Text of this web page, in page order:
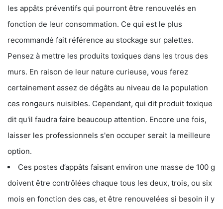
les appâts préventifs qui pourront être renouvelés en
fonction de leur consommation. Ce qui est le plus
recommandé fait référence au stockage sur palettes.
Pensez à mettre les produits toxiques dans les trous des
murs. En raison de leur nature curieuse, vous ferez
certainement assez de dégâts au niveau de la population
ces rongeurs nuisibles. Cependant, qui dit produit toxique
dit qu'il faudra faire beaucoup attention. Encore une fois,
laisser les professionnels s'en occuper serait la meilleure
option.
Ces postes d’appâts faisant environ une masse de 100 g
doivent être contrôlées chaque tous les deux, trois, ou six
mois en fonction des cas, et être renouvelées si besoin il y